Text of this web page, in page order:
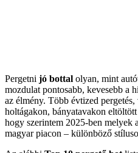
Pergetni jó bottal olyan, mint
mozdulat pontosabb, kevesebb a
az élmény. Több évtized
holtágakon, bányatavakon
hogy szerintem 2025-ben melyek a
magyar piacon – különböző